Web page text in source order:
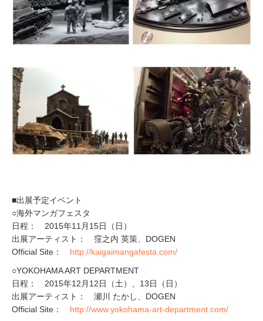
■出展予定イベント
○海外マンガフェスタ
日程： 2015年11月15日（日）
出展アーティスト： 窪之内 英策、DOGEN
Official Site： http://kaigaimangafesta.com/
○YOKOHAMA ART DEPARTMENT
日程： 2015年12月12日（土）、13日（日）
出展アーティスト： 瀬川 たかし、DOGEN
Official Site： http://www.yokohama-art-department.com/